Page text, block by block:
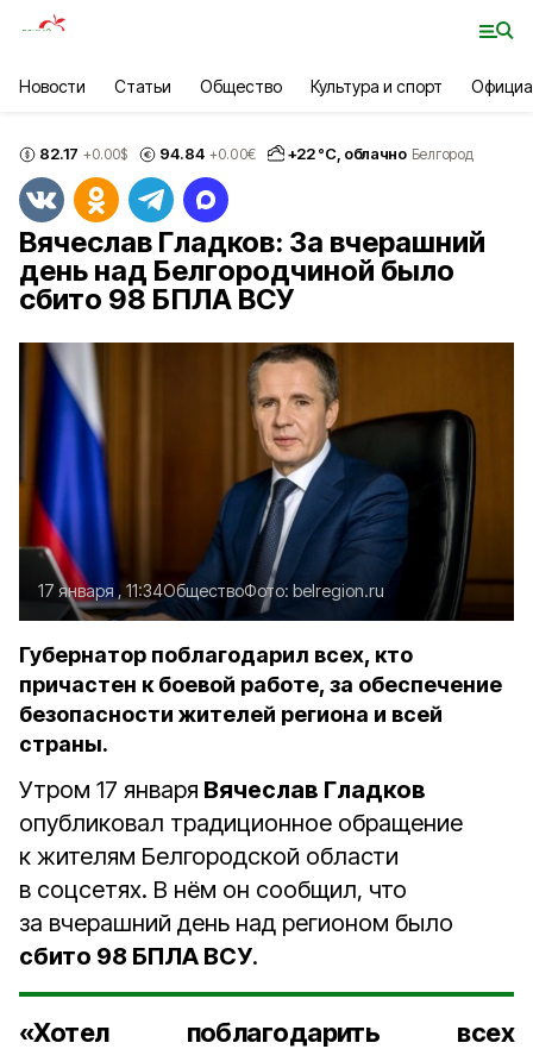
Новости Статьи Общество Культура и спорт
82.17 +0.00$ 94.84 +0.00€ +22°С, облачно Белгород
Вячеслав Гладков: За вчерашний
день над Белгородчиной было
сбито 98 БПЛА ВСУ
17 января , 11:34ОбществоФото: belregion.ru
Губернатор поблагодарил всех, кто
причастен к боевой работе, за обеспечение
безопасности жителей региона и всей
страны.
Утром 17 января Вячеслав Гладков
опубликовал традиционное обращение
к жителям Белгородской области
в соцсетях. В нём он сообщил, что
за вчерашний день над регионом было
сбито 98 БПЛА ВСУ.
«Хотел поблагодарить всех